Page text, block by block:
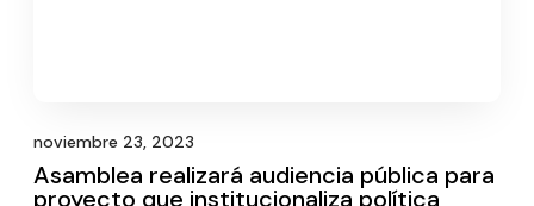
noviembre 23, 2023
Asamblea realizará audiencia pública para
proyecto que institucionaliza política